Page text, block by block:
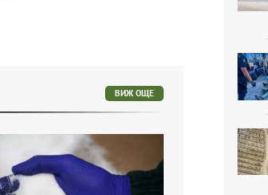
ВИЖ ОЩЕ